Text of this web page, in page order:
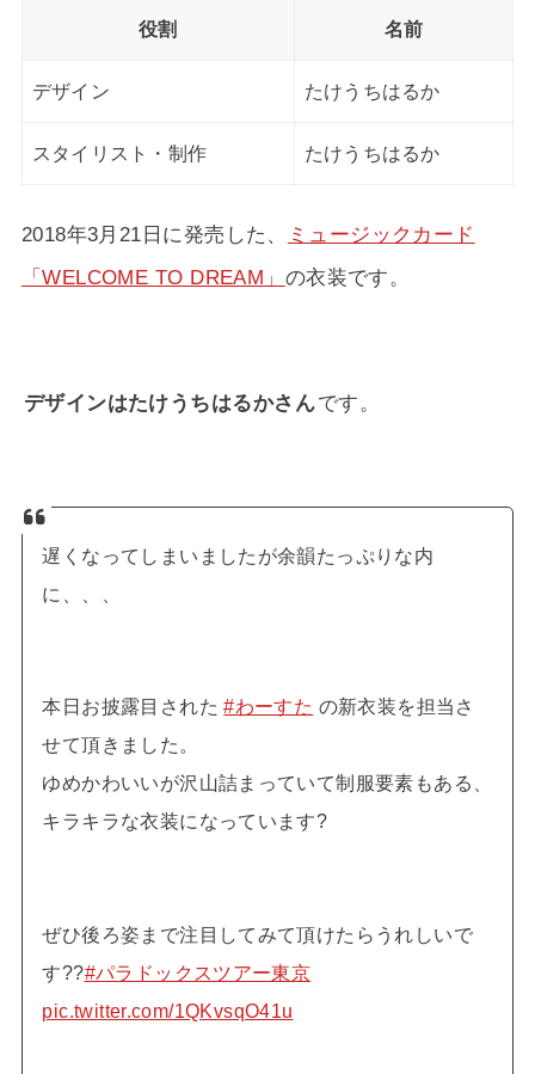
役割 名前
デザイン たけうちはるか
スタイリスト・制作 たけうちはるか
2018年3月21日に発売した、
ミュージックカード
「WELCOME TO DREAM」 の衣装です。
デザインはたけうちはるかさんです。
遅くなってしまいましたが余韻たっぷりな内
に、、、
本日お披露目された#わーすた の新衣装を担当さ
せて頂きました。
ゆめかわいいが沢山詰まっていて制服要素もある、
キラキラな衣装になっています?
ぜひ後ろ姿まで注目してみて頂けたらうれしいで
す??#パラドックスツアー東京
pic.twitter.com/1QKvsqO41u